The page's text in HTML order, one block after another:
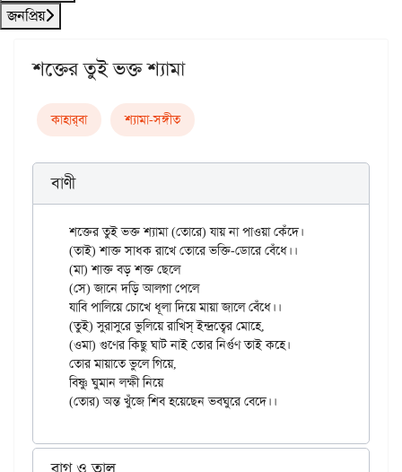
জনপ্রিয়
শক্তের তুই ভক্ত শ্যামা
কাহার্‌বা শ্যামা-সঙ্গীত
বাণী
শক্তের তুই ভক্ত শ্যামা (তোরে) যায় না পাওয়া কেঁদে।
(তাই) শাক্ত সাধক রাখে তোরে ভক্তি-ডোরে বেঁধে।।
(মা) শাক্ত বড় শক্ত ছেলে
(সে) জানে দড়ি আলগা পেলে
যাবি পালিয়ে চোখে ধূলা দিয়ে মায়া জালে বেঁধে।।
(তুই) সুরাসুরে ভুলিয়ে রাখিস্‌ ইন্দ্রত্বের মোহে,
(ওমা) গুণের কিছু ঘাট নাই তোর নির্গুণ তাই কহে।
তোর মায়াতে ভুলে গিয়ে,
বিষ্ণু ঘুমান লক্ষী নিয়ে